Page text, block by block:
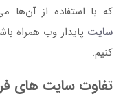
که با استفاده از آن‌ها
سایت پایدار وب همراه
کنیم.
تفاوت سایت‌ های